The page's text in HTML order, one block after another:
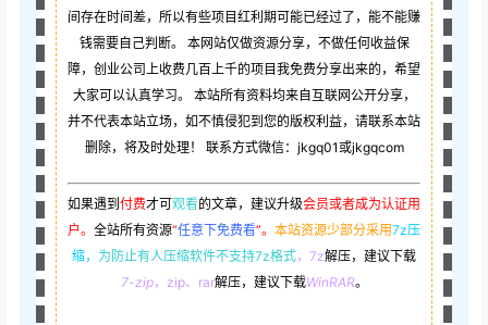
间存在时间差，所以有些项目红利期可能已经过了，能不能赚
钱需要自己判断。 本网站仅做资源分享，不做任何收益保
障，创业公司上收费几百上千的项目我免费分享出来的，希望
大家可以认真学习。 本站所有资料均来自互联网公开分享，
并不代表本站立场，如不慎侵犯到您的版权利益，请联系本站
删除，将及时处理！ 联系方式微信：jkgq01或jkgqcom
如果遇到 付费才可观看的文章，建议升级会员或者成为认证用
户。 全站所有资源“任意下免费看”。 本站资源少部分采用7z压
缩， 为防止有人压缩软件不支持7z格式，7z解压，建议下载
7-zip，zip、rar解压，建议下载WinRAR。